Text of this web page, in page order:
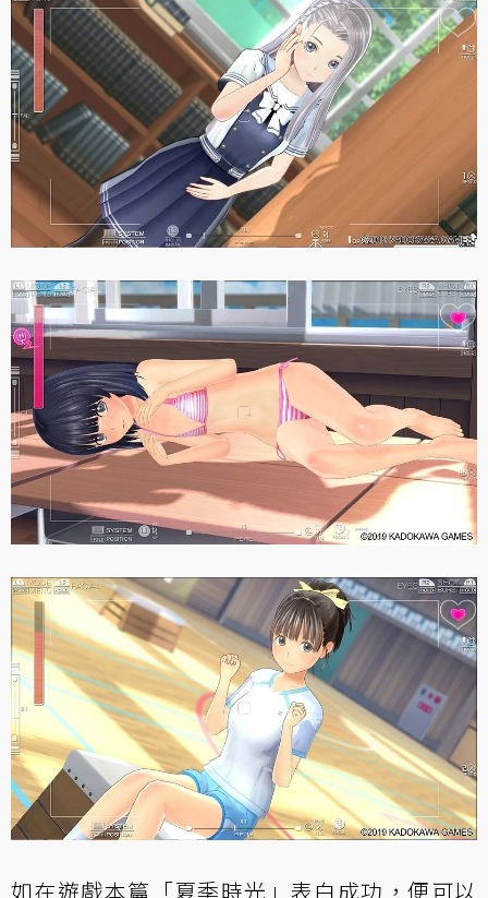
如在遊戲本篇「夏季時光」表白成功，便可以